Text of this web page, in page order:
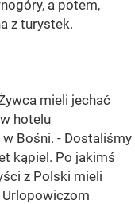
a potem,
z turystek.
mieli jechać
hotelu
Bośni. - Dostaliśmy
kąpiel. Po jakimś
z Polski mieli
Urlopowiczom